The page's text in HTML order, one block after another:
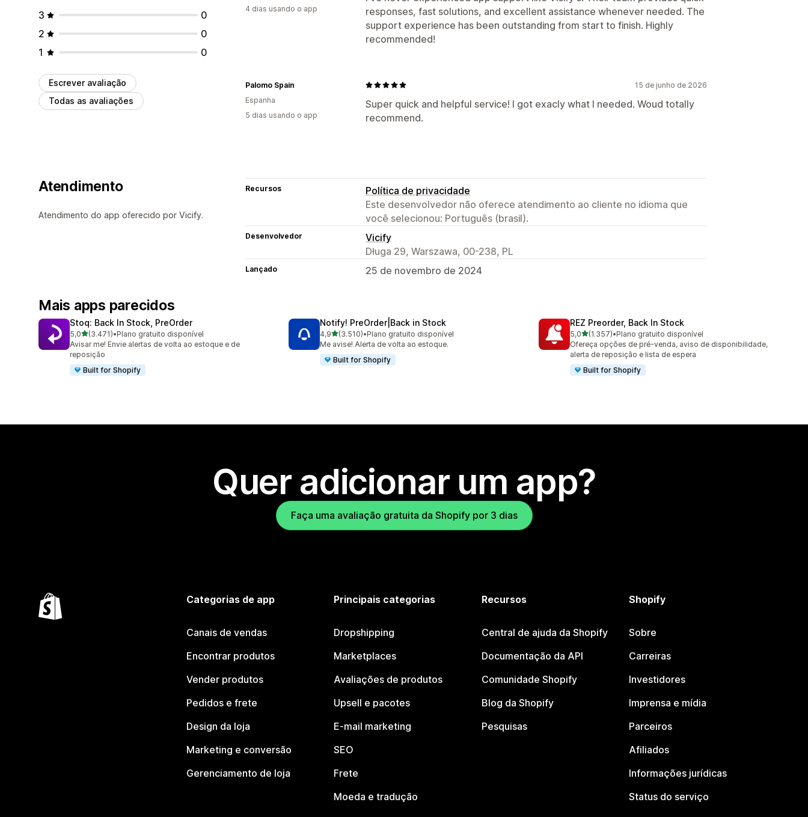
Lembrete de pagamento futuro
Cronogramas de pagamentos
Descontos Carrinho misto Frete parcelado
3
0
2
0
1
0
Escrever avaliação
Todas as avaliações
responses, fast solutions, and excellent assistance whenever needed. The
support experience has been outstanding from start to finish. Highly
recommended!
4 dias usando o app
15 de junho de 2026
Super quick and helpful service! I got exacly what I needed. Woud totally
recommend.
Palomo Spain
Espanha
5 dias usando o app
Atendimento
Atendimento do app oferecido por Vicify.
Recursos
Política de privacidade
Este desenvolvedor não oferece atendimento ao cliente no idioma que
você selecionou: Português (brasil).
Desenvolvedor
Vicify
Długa 29, Warszawa, 00-238, PL
Lançado 25 de novembro de 2024
Mais apps parecidos
Stoq: Back In Stock, PreOrder
5,0de 5 estrelas
(3.471)
3471 avaliações ao todo
•Plano gratuito disponível
Avisar me! Envie alertas de volta ao estoque e de
reposição
Built for Shopify
Notify! PreOrder|Back in Stock
4,9de 5 estrelas
(3.510)
3510 avaliações ao todo
•Plano gratuito disponível
Me avise! Alerta de volta ao estoque.
Built for Shopify
REZ Preorder, Back In Stock
5,0de 5 estrelas
(1.357)
1357 avaliações ao todo
•Plano gratuito disponível
Ofereça opções de pré-venda, aviso de disponibilidade,
alerta de reposição e lista de espera
Built for Shopify
Quer adicionar um app?
Faça uma avaliação gratuita da Shopify por 3 dias
Categorias de app
Canais de vendas
Encontrar produtos
Vender produtos
Pedidos e frete
Design da loja
Marketing e conversão
Gerenciamento de loja
Principais categorias
Dropshipping
Marketplaces
Avaliações de produtos
Upsell e pacotes
E-mail marketing
SEO
Frete
Moeda e tradução
Recursos
Central de ajuda da Shopify
Documentação da API
Comunidade Shopify
Blog da Shopify
Pesquisas
Shopify
Sobre
Carreiras
Investidores
Imprensa e mídia
Parceiros
Afiliados
Informações jurídicas
Status do serviço